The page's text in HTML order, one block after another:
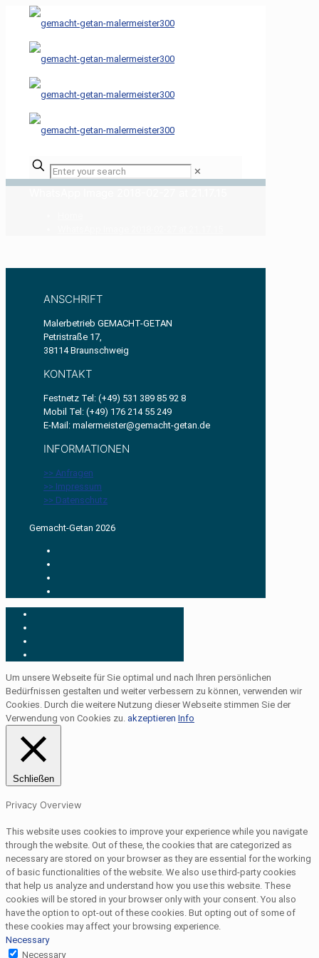
✕
ANSCHRIFT
Malerbetrieb GEMACHT-GETAN
Petristraße 17,
38114 Braunschweig
KONTAKT
Festnetz Tel: (+49) 531 389 85 92 8
Mobil Tel: (+49) 176 214 55 249
E-Mail: malermeister@gemacht-getan.de
INFORMATIONEN
>> Anfragen
>> Impressum
>> Datenschutz
Gemacht-Getan 2026
Um unsere Webseite für Sie optimal und nach Ihren persönlichen
Bedürfnissen gestalten und weiter verbessern zu können, verwenden wir
Cookies. Durch die weitere Nutzung dieser Webseite stimmen Sie der
Verwendung von Cookies zu. akzeptieren Info
Schließen
Privacy Overview
This website uses cookies to improve your experience while you navigate
through the website. Out of these, the cookies that are categorized as
necessary are stored on your browser as they are essential for the working
of basic functionalities of the website. We also use third-party cookies
that help us analyze and understand how you use this website. These
cookies will be stored in your browser only with your consent. You also
have the option to opt-out of these cookies. But opting out of some of
these cookies may affect your browsing experience.
Necessary
Necessary